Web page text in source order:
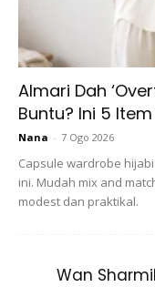
Almari Dah
Buntu? Ini 5
Nana - 7 Ogo 2026
Capsule wardrobe
ini. Mudah mix and
modest dan praktikal.
Wan